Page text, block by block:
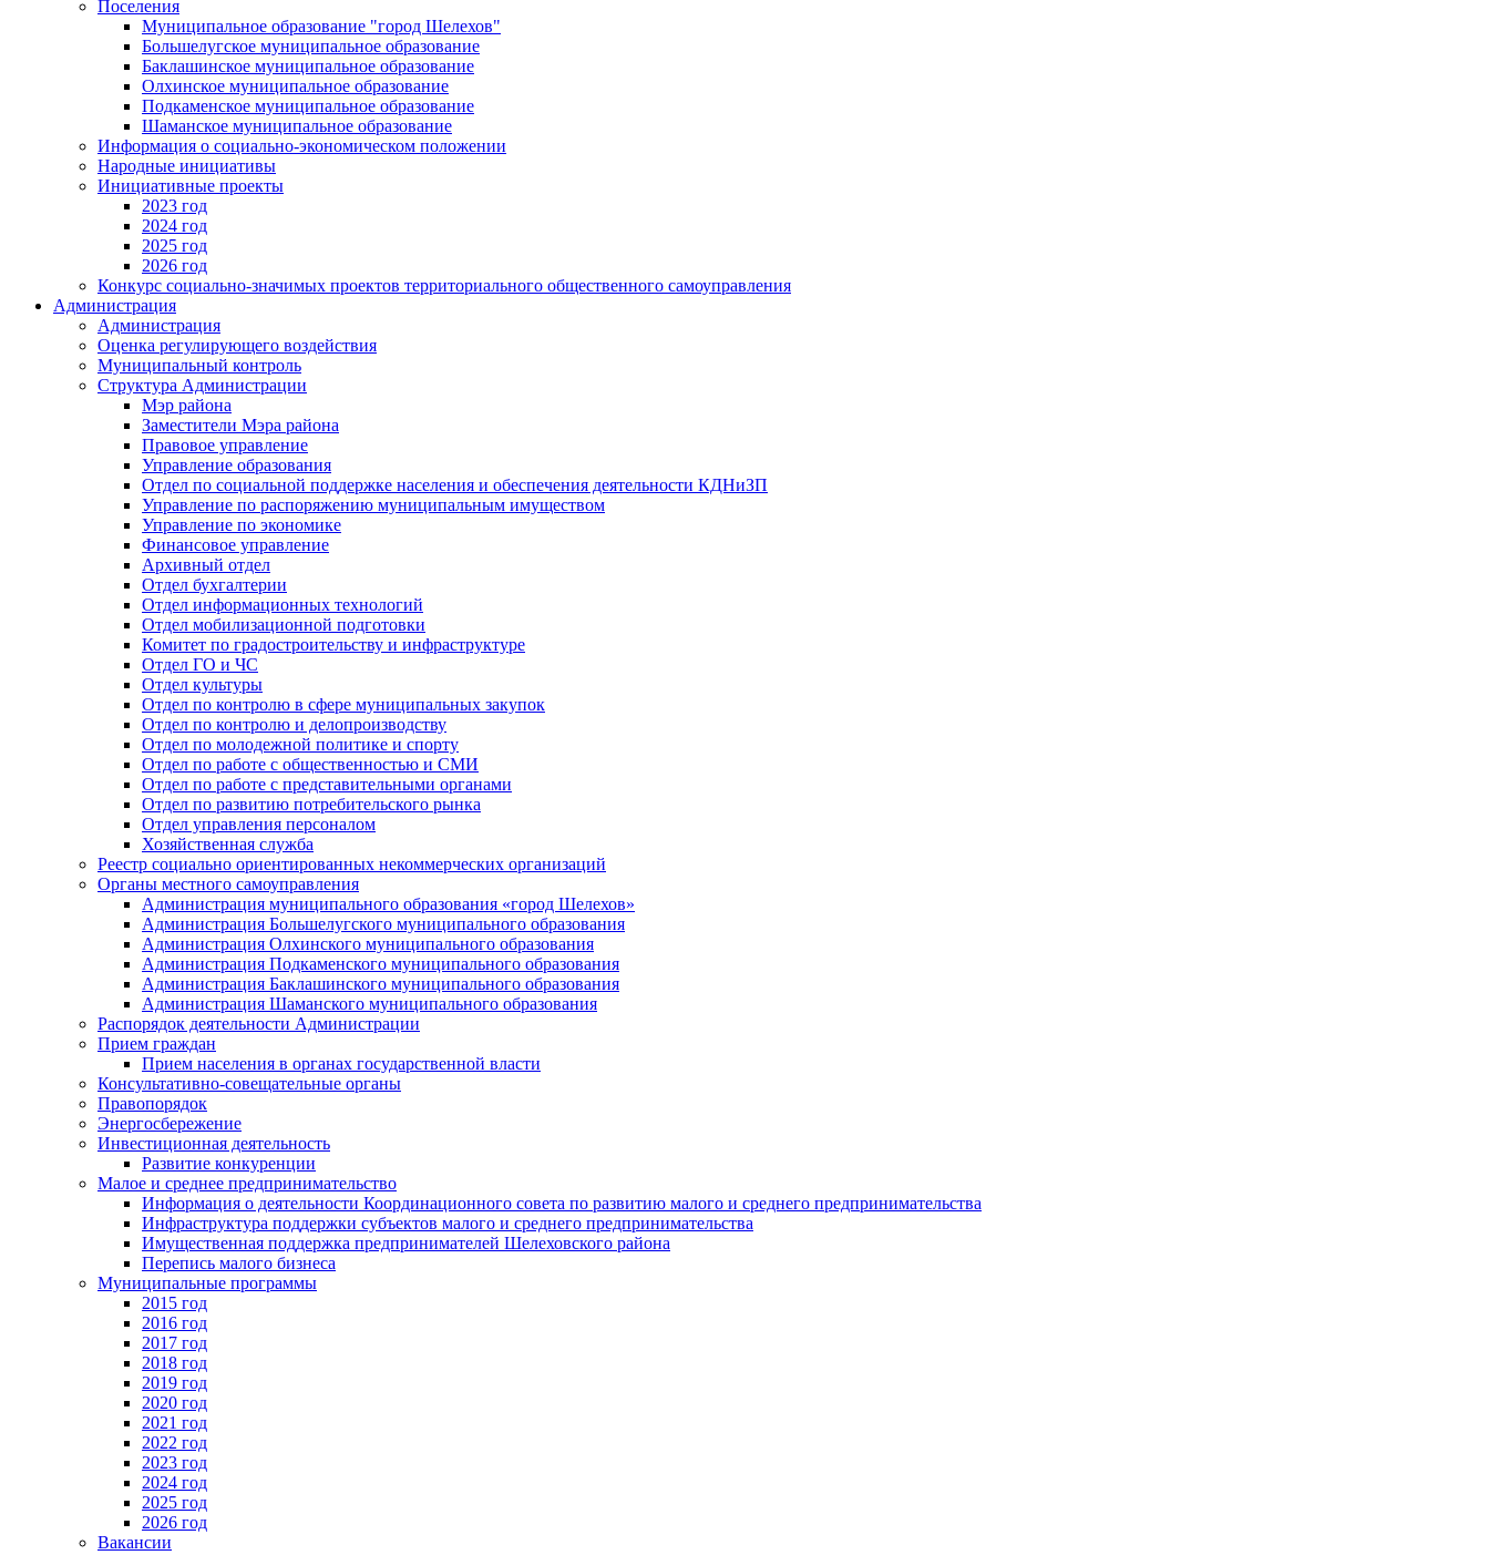
Поселения
Муниципальное образование "город Шелехов"
Большелугское муниципальное образование
Баклашинское муниципальное образование
Олхинское муниципальное образование
Подкаменское муниципальное образование
Шаманское муниципальное образование
Информация о социально-экономическом положении
Народные инициативы
Инициативные проекты
2023 год
2024 год
2025 год
2026 год
Конкурс социально-значимых проектов территориального общественного самоуправления
Администрация
Администрация
Оценка регулирующего воздействия
Муниципальный контроль
Структура Администрации
Мэр района
Заместители Мэра района
Правовое управление
Управление образования
Отдел по социальной поддержке населения и обеспечения деятельности КДНиЗП
Управление по распоряжению муниципальным имуществом
Управление по экономике
Финансовое управление
Архивный отдел
Отдел бухгалтерии
Отдел информационных технологий
Отдел мобилизационной подготовки
Комитет по градостроительству и инфраструктуре
Отдел ГО и ЧС
Отдел культуры
Отдел по контролю в сфере муниципальных закупок
Отдел по контролю и делопроизводству
Отдел по молодежной политике и спорту
Отдел по работе с общественностью и СМИ
Отдел по работе с представительными органами
Отдел по развитию потребительского рынка
Отдел управления персоналом
Хозяйственная служба
Реестр социально ориентированных некоммерческих организаций
Органы местного самоуправления
Администрация муниципального образования «город Шелехов»
Администрация Большелугского муниципального образования
Администрация Олхинского муниципального образования
Администрация Подкаменского муниципального образования
Администрация Баклашинского муниципального образования
Администрация Шаманского муниципального образования
Распорядок деятельности Администрации
Прием граждан
Прием населения в органах государственной власти
Консультативно-совещательные органы
Правопорядок
Энергосбережение
Инвестиционная деятельность
Развитие конкуренции
Малое и среднее предпринимательство
Информация о деятельности Координационного совета по развитию малого и среднего предпринимательства
Инфраструктура поддержки субъектов малого и среднего предпринимательства
Имущественная поддержка предпринимателей Шелеховского района
Перепись малого бизнеса
Муниципальные программы
2015 год
2016 год
2017 год
2018 год
2019 год
2020 год
2021 год
2022 год
2023 год
2024 год
2025 год
2026 год
Вакансии